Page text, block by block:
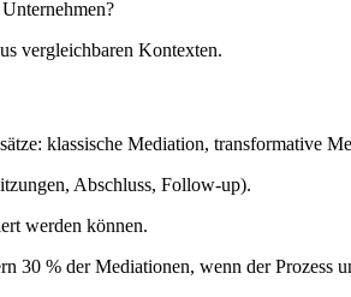
vergleichbaren Kontexten.
klassische Mediation, transformative
Abschluss, Follow-up).
werden können.
30 % der Mediationen, wenn der Prozess